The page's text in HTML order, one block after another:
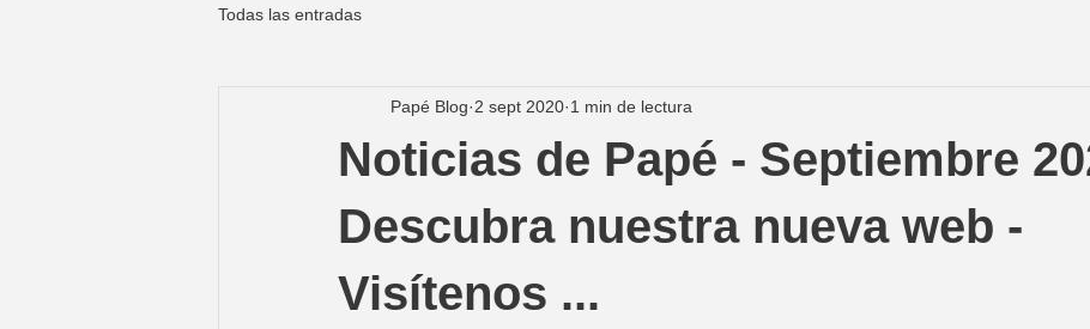
Todas las entradas
Noticias de Papé - Septiembre
Descubra nuestra nueva web -
Visítenos ...
Papé Blog 2 sept 2020 1 min de lectura